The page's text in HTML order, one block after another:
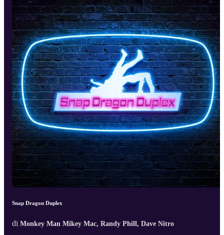
Snap Dragon Duplex
di Monkey Man Mikey Mac, Randy Phill, Dave Nitro